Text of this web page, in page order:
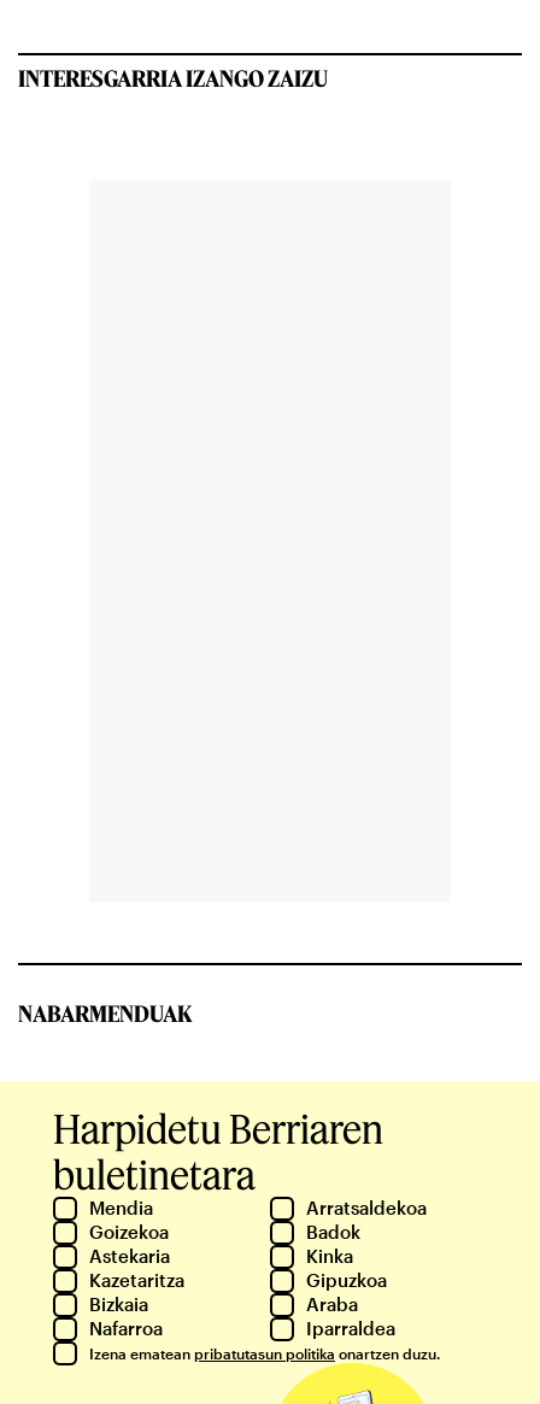
INTERESGARRIA IZANGO ZAIZU
NABARMENDUAK
Harpidetu Berriaren
buletinetara
Mendia
Arratsaldekoa
Goizekoa
Badok
Astekaria
Kinka
Kazetaritza
Gipuzkoa
Bizkaia
Araba
Nafarroa
Iparraldea
Izena ematean pribatutasun politika onartzen duzu.